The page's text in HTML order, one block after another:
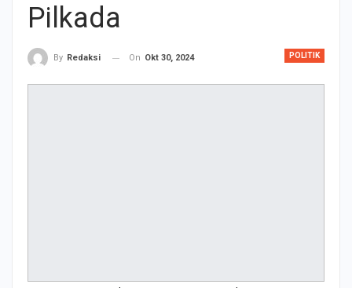
Pilkada
POLITIK
By Redaksi On Okt 30, 2024